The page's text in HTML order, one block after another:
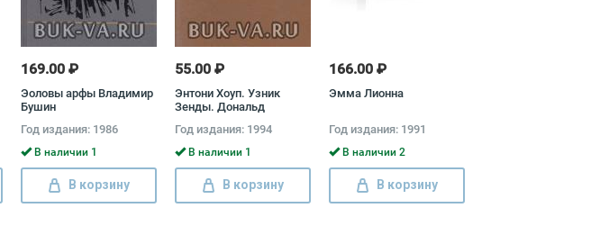
169.00 ₽
Эоловы арфы Владимир
Бушин
Год издания: 1986
В наличии 1
В корзину
55.00 ₽
Энтони Хоуп. Узник
Зенды. Дональд
Предатели Дональд
Гамильтон, Энтони Хоуп
Год издания: 1994
В наличии 1
В корзину
166.00 ₽
Эмма Лионна
Год издания: 1991
В наличии 2
В корзину